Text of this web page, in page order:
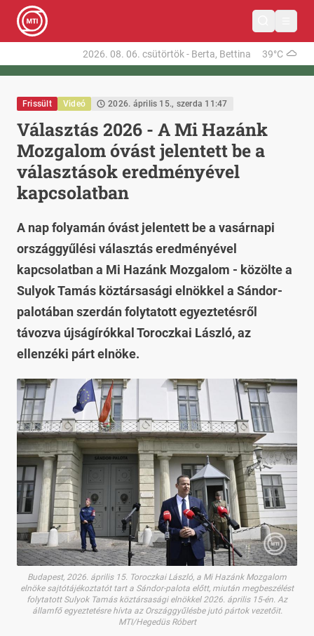
2026. 08. 06. csütörtök- Berta, Bettina 39°C
Frissült Videó 2026. április 15., szerda 11:47
Választás 2026 - A Mi Hazánk
Mozgalom óvást jelentett be a
választások eredményével
kapcsolatban
A nap folyamán óvást jelentett be a vasárnapi
országgyűlési választás eredményével
kapcsolatban a Mi Hazánk Mozgalom - közölte a
Sulyok Tamás köztársasági elnökkel a Sándor-
palotában szerdán folytatott egyeztetésről
távozva újságírókkal Toroczkai László, az
ellenzéki párt elnöke.
Budapest, 2026. április 15. Toroczkai László, a Mi Hazánk Mozgalom
elnöke sajtótájékoztatót tart a Sándor-palota előtt, miután megbeszélést
folytatott Sulyok Tamás köztársasági elnökkel 2026. április 15-én. Az
államfő egyeztetésre hívta az Országgyűlésbe jutó pártok vezetőit.
MTI/Hegedüs Róbert